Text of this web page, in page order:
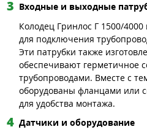
Входные и выходные
Колодец Гринлос Г 1500/
для подключения
Эти патрубки также
обеспечивают герметичное
трубопроводами. Вместе с
оборудованы фланцами или
для удобства монтажа.
Датчики и оборудование